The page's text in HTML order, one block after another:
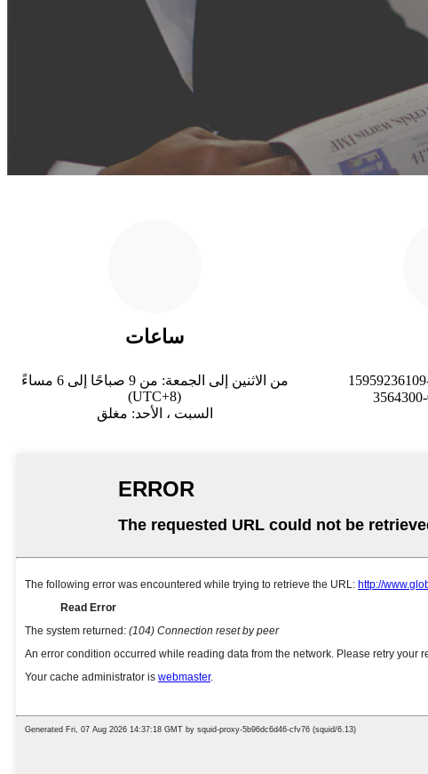
ساعات
من الاثنين إلى الجمعة: من 9 صباحًا إلى 6 مساءً
(UTC+8)
السبت ، الأحد: مغلق